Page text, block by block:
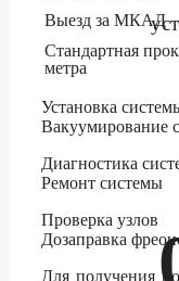
Выезд за МКАД
Стандартная
метра
Установка
Вакуумирование
Диагностика
Ремонт системы
Проверка узлов
Дозаправка
Для получения